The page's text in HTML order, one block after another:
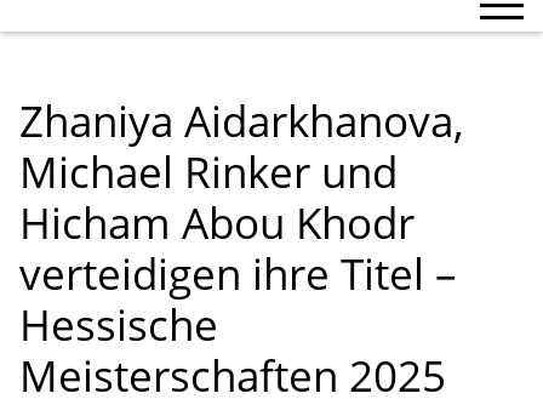
Zhaniya Aidarkhanova,
Michael Rinker und
Hicham Abou Khodr
verteidigen ihre Titel –
Hessische
Meisterschaften 2025